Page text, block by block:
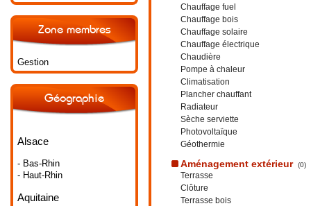
Zone membres
Gestion
Géographie
Alsace
- Bas-Rhin
- Haut-Rhin
Aquitaine
Chauffage fuel
Chauffage bois
Chauffage solaire
Chauffage électrique
Chaudière
Pompe à chaleur
Climatisation
Plancher chauffant
Radiateur
Sèche serviette
Photovoltaïque
Géothermie
Aménagement extérieur (0)
Terrasse
Clôture
Terrasse bois